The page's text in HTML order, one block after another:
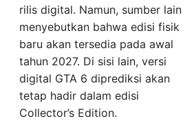
rilis digital. Namun, sumber lain
menyebutkan bahwa edisi fisik
baru akan tersedia pada awal
tahun 2027. Di sisi lain, versi
digital GTA 6 diprediksi akan
tetap hadir dalam edisi
Collector’s Edition.